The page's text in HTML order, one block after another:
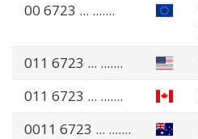
00 6723 ... .......
011 6723 ... .......
011 6723 ... .......
0011 6723 ... .......